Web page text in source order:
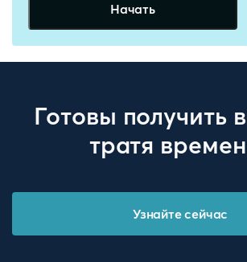
Начать
Готовы получить
тратя
Узнайте сейчас